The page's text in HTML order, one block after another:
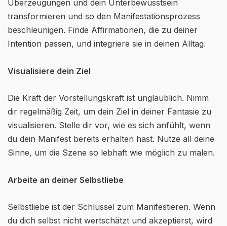
Überzeugungen und dein Unterbewusstsein
transformieren und so den Manifestationsprozess
beschleunigen. Finde Affirmationen, die zu deiner
Intention passen, und integriere sie in deinen Alltag.
Visualisiere dein Ziel
Die Kraft der Vorstellungskraft ist unglaublich. Nimm
dir regelmäßig Zeit, um dein Ziel in deiner Fantasie zu
visualisieren. Stelle dir vor, wie es sich anfühlt, wenn
du dein Manifest bereits erhalten hast. Nutze all deine
Sinne, um die Szene so lebhaft wie möglich zu malen.
Arbeite an deiner Selbstliebe
Selbstliebe ist der Schlüssel zum Manifestieren. Wenn
du dich selbst nicht wertschätzt und akzeptierst, wird